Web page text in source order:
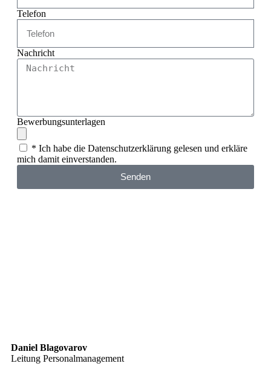
Telefon
Nachricht
Bewerbungsunterlagen
* Ich habe die Datenschutzerklärung gelesen und erkläre
mich damit einverstanden.
Senden
Daniel Blagovarov
Leitung Personalmanagement